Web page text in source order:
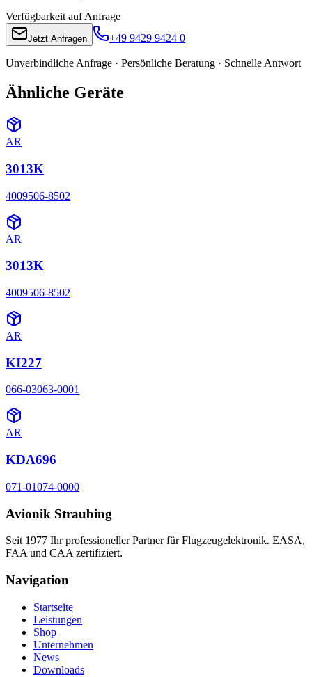
Verfügbarkeit auf Anfrage
Jetzt Anfragen +49 9429 9424 0
Unverbindliche Anfrage · Persönliche Beratung · Schnelle Antwort
Ähnliche Geräte
AR
3013K
4009506-8502
AR
3013K
4009506-8502
AR
KI227
066-03063-0001
AR
KDA696
071-01074-0000
Avionik Straubing
Seit 1977 Ihr professioneller Partner für Flugzeugelektronik. EASA,
FAA und CAA zertifiziert.
Navigation
Startseite
Leistungen
Shop
Unternehmen
News
Downloads